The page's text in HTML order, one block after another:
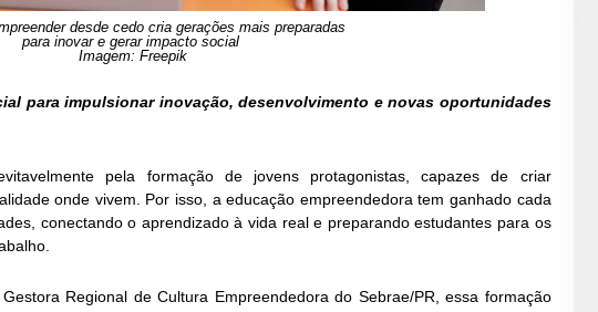
desde cedo cria gerações mais preparadas
para inovar e gerar impacto social
Imagem: Freepik
para impulsionar inovação, desenvolvimento e novas oportunidades
pela formação de jovens protagonistas, capazes de criar
onde vivem. Por isso, a educação empreendedora tem ganhado cada
conectando o aprendizado à vida real e preparando estudantes para os
Regional de Cultura Empreendedora do Sebrae/PR, essa formação